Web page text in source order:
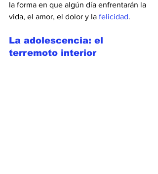
la forma en que algún día enfrentarán la
vida, el amor, el dolor y la felicidad.
La adolescencia: el
terremoto interior